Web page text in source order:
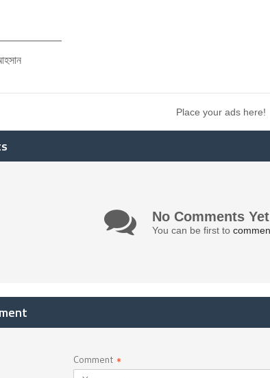
Place your ads here!
No Comments
You can be first to
Comment *